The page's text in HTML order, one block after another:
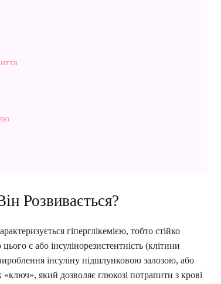
Розвивається?
гіперглікемією, тобто стійко
є або інсулінорезистентність (клітини
інсуліну підшлунковою залозою, або
який дозволяє глюкозі потрапити з крові